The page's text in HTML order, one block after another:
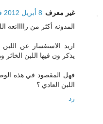
غير معرف 8 أبريل 2012 في 1:04 م
المدونه أكثر من راااائعه
اريد الاستفسار عن
يذكر ون فيها اللبن
اللبن العادي ؟
رد